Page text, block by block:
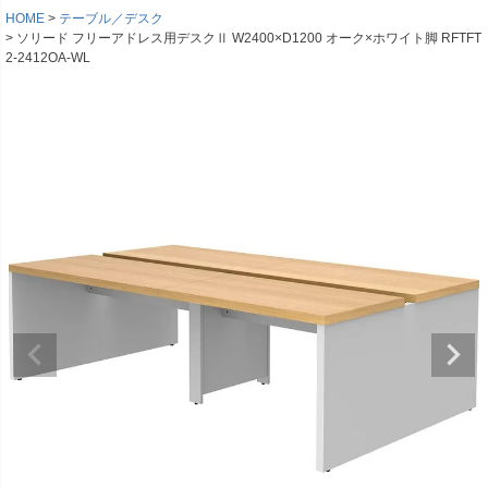
HOME
テーブル／デスク
ソリード フリーアドレス用デスクⅡ W2400×D1200 オーク×ホワイト脚 RFTFT
2-2412OA-WL